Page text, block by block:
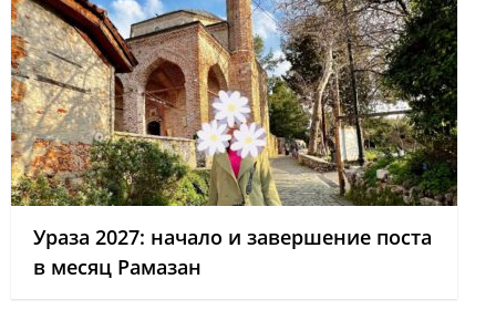
Ураза 2027: начало и завершение поста
в месяц Рамазан